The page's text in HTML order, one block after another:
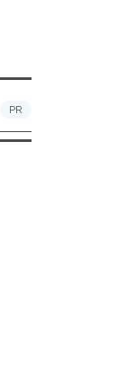
PR